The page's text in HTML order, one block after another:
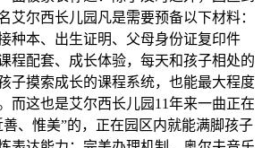
艾尔西长儿园凡是需要预备以下材料：
种本、出生证明、父母身份证复印件
程配套、成长体验，每天和孩子相处的
子摸索成长的课程系统，也能最大程度
而这也是艾尔西长儿园11年来一曲正在
、惟美”的，正在园区内就能满脚孩子